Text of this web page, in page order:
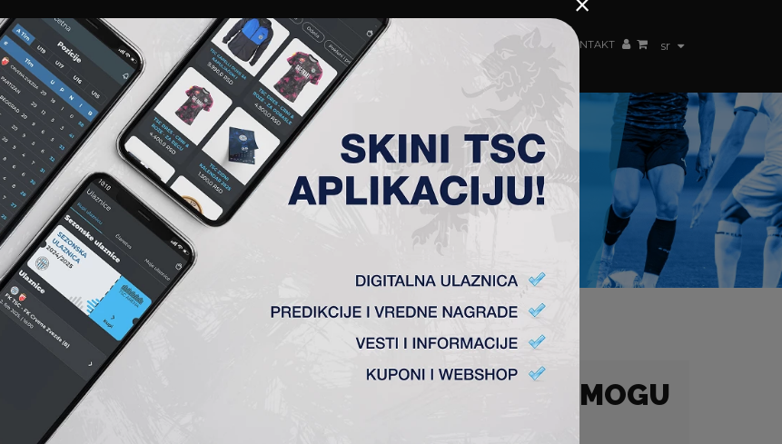
sr
A TIM ČLANSTVO AKREDITACIJE KLUB AKADEMIJA ŽENSKI TIM KONTAKT
U KOJE NIKO NIJE VEROVAO DA MOGU